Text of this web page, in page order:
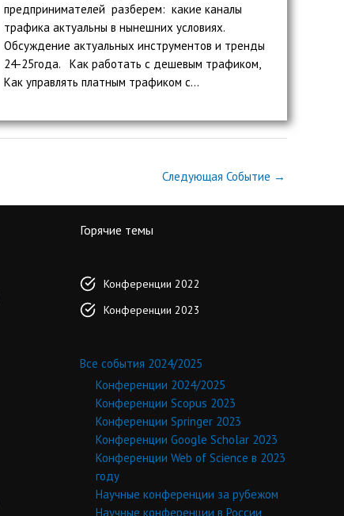
предпринимателей разберем: какие каналы
трафика актуальны в нынешних условиях.
Обсуждение актуальных инструментов и тренды
24-25года. Как работать с дешевым трафиком,
Как управлять платным трафиком с...
Следующая Событие →
Горячие темы
Конференции 2022
Конференции 2023
Все события 2024/2025
Конференции 2024/2025
Конференции Scopus 2023
Конференции Springer 2023
Конференции Google Scholar 2023
Конференции Web of Science в 2023
году
Научные конференции за рубежом
Научные конференции в России